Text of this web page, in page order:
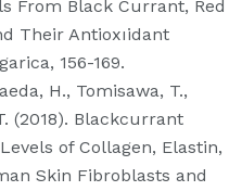
From Black Currant, Red
Their Antioxıidant
156-169.
H., Tomisawa, T.,
(2018). Blackcurrant
of Collagen, Elastin,
Skin Fibroblasts and